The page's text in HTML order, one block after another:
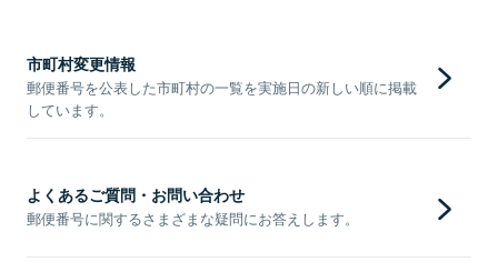
市町村変更情報
郵便番号を公表した市町村の一覧を実施日の新しい順に掲載
しています。
よくあるご質問・お問い合わせ
郵便番号に関するさまざまな疑問にお答えします。